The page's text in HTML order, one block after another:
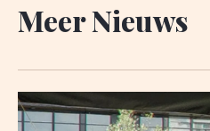
Meer Nieuws